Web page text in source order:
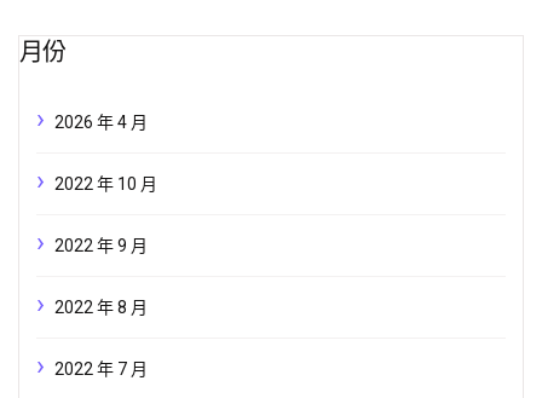
月份
2026 年 4 月
2022 年 10 月
2022 年 9 月
2022 年 8 月
2022 年 7 月